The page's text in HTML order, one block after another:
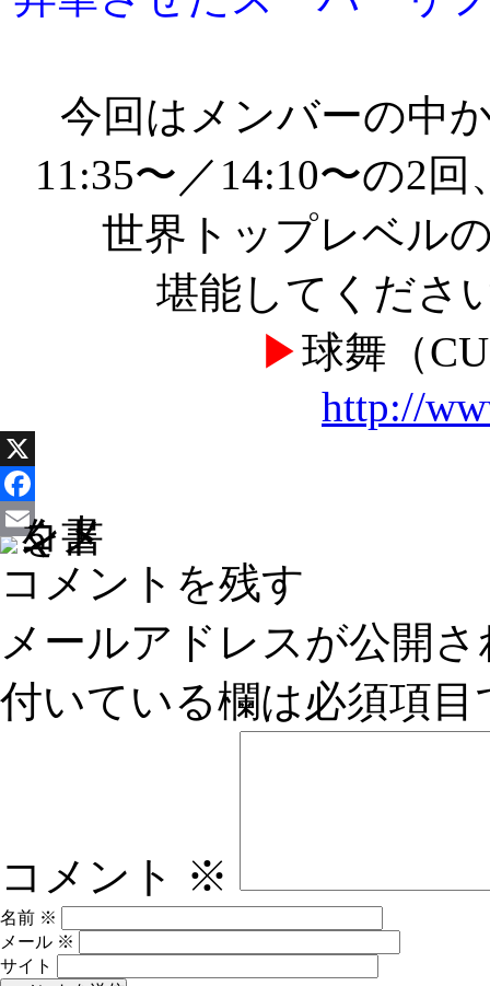
今回はメンバーの中
11:35〜／14:10〜の2
世界トップレベル
堪能してくださ
▶球舞（
http://
X
Facebook
Email
コメントを残す
メールアドレスが公開
付いている欄は必須項目
コメント ※
名前 ※
メール ※
サイト